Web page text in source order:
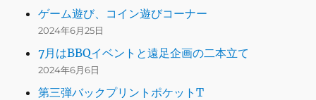
ゲーム遊び、コイン遊びコーナー
2024年6月25日
7月はBBQイベントと遠足企画の二本立て
2024年6月6日
第三弾バックプリントポケットT